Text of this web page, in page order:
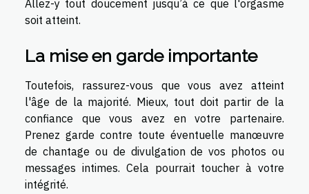
Allez-y tout doucement jusqu’à ce que l'orgasme
soit atteint.
La mise en garde importante
Toutefois, rassurez-vous que vous avez atteint
l'âge de la majorité. Mieux, tout doit partir de la
confiance que vous avez en votre partenaire.
Prenez garde contre toute éventuelle manœuvre
de chantage ou de divulgation de vos photos ou
messages intimes. Cela pourrait toucher à votre
intégrité.